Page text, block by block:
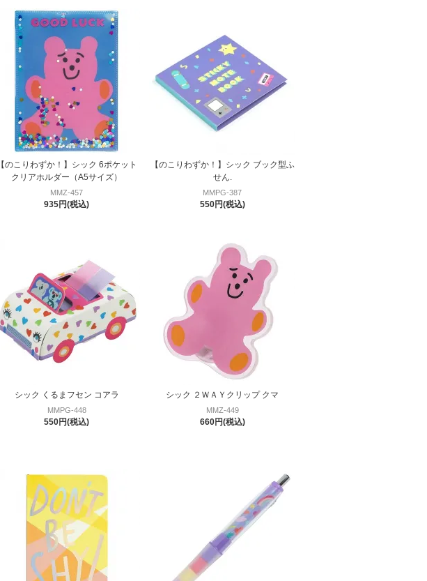
【のこりわずか！】シック 6ポケット
クリアホルダー（A5サイズ）
MMZ-457
935円(税込)
【のこりわずか！】シック ブック型ふ
せん.
MMPG-387
550円(税込)
シック くるまフセン コアラ
MMPG-448
550円(税込)
シック ２ＷＡＹクリップ クマ
MMZ-449
660円(税込)